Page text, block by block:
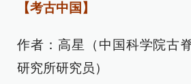
【考古中国】
作者：高星（中国科学院古
研究所研究员）